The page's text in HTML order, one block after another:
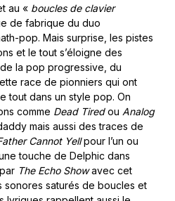
au « boucles de clavier
de fabrique du duo
pop. Mais surprise, les pistes
et le tout s’éloigne des
la pop progressive, du
race de pionniers qui ont
tout dans un style pop. On
comme Dead Tiredou Analog
mais aussi des traces de
Cannot Yellpour l’un ou
touche de Delphic dans
The Echo Showavec cet
sonores saturés de boucles et